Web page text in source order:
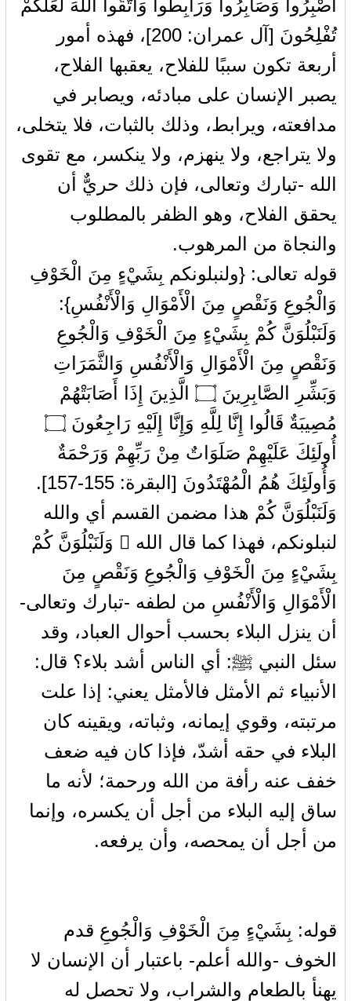
اصْبِرُواْ وَصَابِرُواْ وَرَابِطُواْ وَاتَّقُواْ اللّهَ لَعَلَّكُمْ
تُفْلِحُونَ [آل عمران: 200]، فهذه أمور
أربعة تكون سببًا للفلاح، يعقبها الفلاح،
يصبر الإنسان على مبادئه، ويصابر في
مدافعته، ويرابط، وذلك بالثبات، فلا يتخلى،
ولا يتراجع، ولا ينهزم، ولا ينكسر، مع تقوى
الله -تبارك وتعالى، فإن ذلك حريٌّ أن
يحقق الفلاح، وهو الظفر بالمطلوب
والنجاة من المرهوب.
قوله تعالى: {ولنبلونكم بِشَيْءٍ مِنَ الْخَوْفِ
وَالْجُوعِ وَنَقْصٍ مِنَ الْأَمْوَالِ وَالْأَنْفُسِ}:
وَلَنَبْلُوَنَّ كُمْ بِشَيْءٍ مِنَ الْخَوْفِ وَالْجُوعِ
وَنَقْصٍ مِنَ الْأَمْوَالِ وَالْأَنْفُسِ وَالثَّمَرَاتِ
وَبَشِّرِ الصَّابِرِينَ ۝ الَّذِينَ إِذَا أَصَابَتْهُمْ
مُصِيبَةٌ قَالُوا إِنَّا لِلَّهِ وَإِنَّا إِلَيْهِ رَاجِعُونَ ۝
أُولَئِكَ عَلَيْهِمْ صَلَوَاتٌ مِنْ رَبِّهِمْ وَرَحْمَةٌ
وَأُولَئِكَ هُمُ الْمُهْتَدُونَ [البقرة: 155-157].
وَلَنَبْلُوَنَّ كُمْ هذا مضمن القسم أي والله
لنبلونكم، فهذا كما قال الله  وَلَنَبْلُوَنَّ كُمْ
بِشَيْءٍ مِنَ الْخَوْفِ وَالْجُوعِ وَنَقْصٍ مِنَ
الْأَمْوَالِ وَالْأَنْفُسِ من لطفه -تبارك وتعالى-
أن ينزل البلاء بحسب أحوال العباد، وقد
سئل النبي ﷺ: أي الناس أشد بلاء؟ قال:
الأنبياء ثم الأمثل فالأمثل يعني: إذا علت
مرتبته، وقوي إيمانه، وثباته، ويقينه كان
البلاء في حقه أشدّ، فإذا كان فيه ضعف
خفف عنه رأفة من الله ورحمة؛ لأنه ما
ساق إليه البلاء من أجل أن يكسره، وإنما
من أجل أن يمحصه، وأن يرفعه.
قوله: بِشَيْءٍ مِنَ الْخَوْفِ وَالْجُوعِ قدم
الخوف -والله أعلم- باعتبار أن الإنسان لا
يهنأ بالطعام والشراب، ولا تحصل له